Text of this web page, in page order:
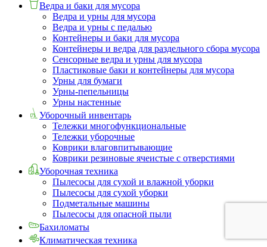
Ведра и баки для мусора
Ведра и урны для мусора
Ведра и урны с педалью
Контейнеры и баки для мусора
Контейнеры и ведра для раздельного сбора мусора
Сенсорные ведра и урны для мусора
Пластиковые баки и контейнеры для мусора
Урны для бумаги
Урны-пепельницы
Урны настенные
Уборочный инвентарь
Тележки многофункциональные
Тележки уборочные
Коврики влаговпитывающие
Коврики резиновые ячеистые с отверстиями
Уборочная техника
Пылесосы для сухой и влажной уборки
Пылесосы для сухой уборки
Подметальные машины
Пылесосы для опасной пыли
Бахиломаты
Климатическая техника